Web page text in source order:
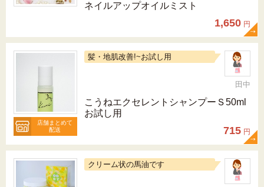
ネイルアップオイルミスト
1,650 円
店舗まとめて
配送
髪・地肌改善!~お試し用
田中
こうねエクセレントシャンプーＳ50ml
お試し用
715 円
クリーム状の馬油です